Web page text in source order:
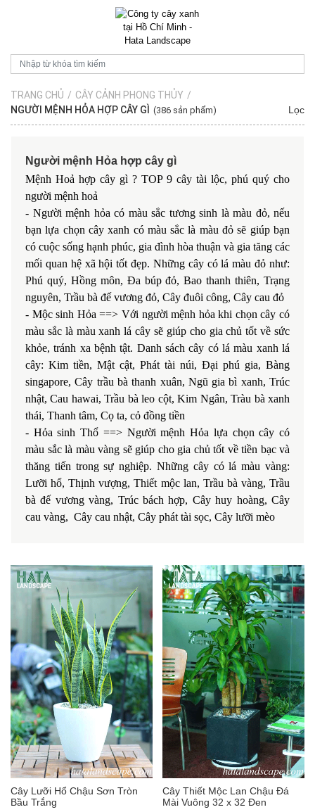
TRANG CHỦ / CÂY CẢNH PHONG THỦY /
NGƯỜI MỆNH HỎA HỢP CÂY GÌ
(386 sản phẩm) Lọc
Người mệnh Hỏa hợp cây gì
Mệnh Hoả hợp cây gì ? TOP 9 cây tài lộc, phú quý cho
người mệnh hoả
- Người mệnh hỏa có màu sắc tương sinh là màu đỏ, nếu
bạn lựa chọn cây xanh có màu sắc là màu đỏ sẽ giúp bạn
có cuộc sống hạnh phúc, gia đình hòa thuận và gia tăng các
mối quan hệ xã hội tốt đẹp. Những cây có lá màu đỏ như:
Phú quý, Hồng môn, Đa búp đỏ, Bao thanh thiên, Trạng
nguyên, Trầu bà đế vương đỏ, Cây đuôi công, Cây cau đỏ
- Mộc sinh Hỏa ==> Với người mệnh hỏa khi chọn cây có
màu sắc là màu xanh lá cây sẽ giúp cho gia chủ tốt về sức
khỏe, tránh xa bệnh tật. Danh sách cây có lá màu xanh lá
cây: Kim tiền, Mật cật, Phát tài núi, Đại phú gia, Bàng
singapore, Cây trầu bà thanh xuân, Ngũ gia bì xanh, Trúc
nhật, Cau hawai, Trầu bà leo cột, Kim Ngân, Tràu bà xanh
thái, Thanh tâm, Cọ ta, cỏ đồng tiền
- Hỏa sinh Thổ ==> Người mệnh Hỏa lựa chọn cây có
màu sắc là màu vàng sẽ giúp cho gia chủ tốt về tiền bạc và
thăng tiến trong sự nghiệp. Những cây có lá màu vàng:
Lưỡi hổ, Thịnh vượng, Thiết mộc lan, Trầu bà vàng, Trầu
bà đế vương vàng, Trúc bách hợp, Cây huy hoàng, Cây
cau vàng, Cây cau nhật, Cây phát tài sọc, Cây lưỡi mèo
Cây Lưỡi Hổ Chậu Sơn Tròn
Bầu Trắng
Cây Thiết Mộc Lan Chậu Đá
Mài Vuông 32 x 32 Đen